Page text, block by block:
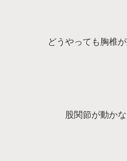
どうやっても胸椎
股関節が動かな